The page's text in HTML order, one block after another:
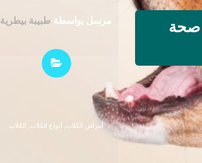
صحة
مرسل بواسطة طبيبة بيطرية
أمراض الكلاب أنواع الكلاب الكلاب